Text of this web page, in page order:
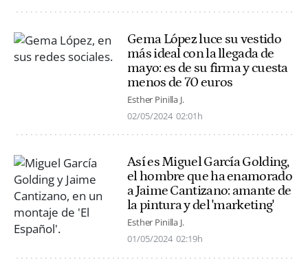
Gema López luce su vestido
más ideal con la llegada de
mayo: es de su firma y cuesta
menos de 70 euros
Esther Pinilla J.
02/05/2024 02:01h
Así es Miguel García Golding,
el hombre que ha enamorado
a Jaime Cantizano: amante de
la pintura y del 'marketing'
Esther Pinilla J.
01/05/2024 02:19h